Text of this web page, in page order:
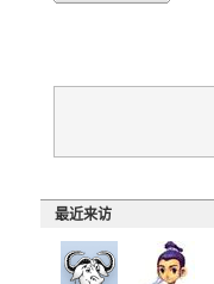
最近来访